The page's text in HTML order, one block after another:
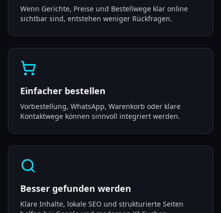
Wenn Gerichte, Preise und Bestellwege klar online
sichtbar sind, entstehen weniger Rückfragen.
Einfacher bestellen
Vorbestellung, WhatsApp, Warenkorb oder klare
Kontaktwege können sinnvoll integriert werden.
Besser gefunden werden
Klare Inhalte, lokale SEO und strukturierte Seiten